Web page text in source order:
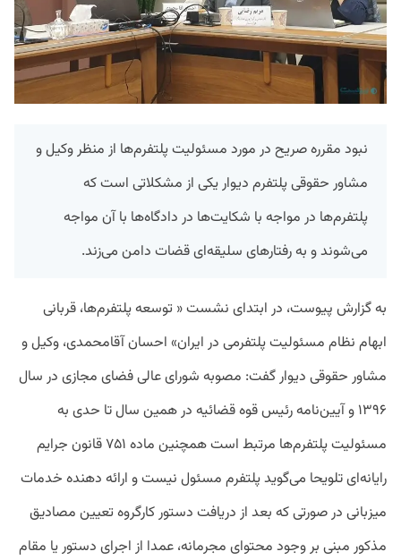
نبود مقرره صریح در مورد مسئولیت پلتفرم‌ها از منظر وکیل و
مشاور حقوقی پلتفرم دیوار یکی از مشکلاتی است که
پلتفرم‌ها در مواجه با شکایت‌ها در دادگاه‌ها با آن مواجه
می‌شوند و به رفتارهای سلیقه‌ای قضات دامن می‌زند.
به گزارش پیوست، در ابتدای نشست « توسعه پلتفرم‌ها، قربانی
ابهام نظام مسئولیت پلتفرمی در ایران» احسان آقامحمدی، وکیل و
مشاور حقوقی دیوار گفت: مصوبه شورای عالی فضای مجازی در سال
۱۳۹۶ و آیین‌نامه رئیس قوه قضائیه در همین سال تا حدی به
مسئولیت پلتفرم‌ها مرتبط است همچنین ماده ۷۵۱ قانون جرایم
رایانه‌ای تلویحا می‌گوید پلتفرم مسئول نیست و ارائه دهنده خدمات
میزبانی در صورتی که بعد از دریافت دستور کارگروه تعیین مصادیق
مذکور مبنی بر وجود محتوای مجرمانه، عمدا از اجرای دستور یا مقام